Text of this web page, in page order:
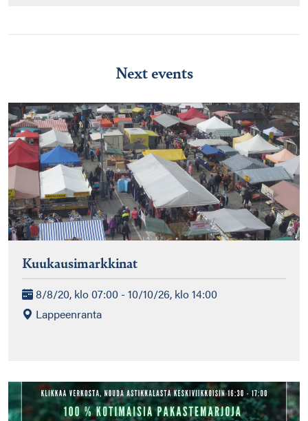
Next events
Kuukausimarkkinat
8/8/20, klo 07:00 - 10/10/26, klo 14:00
Lappeenranta